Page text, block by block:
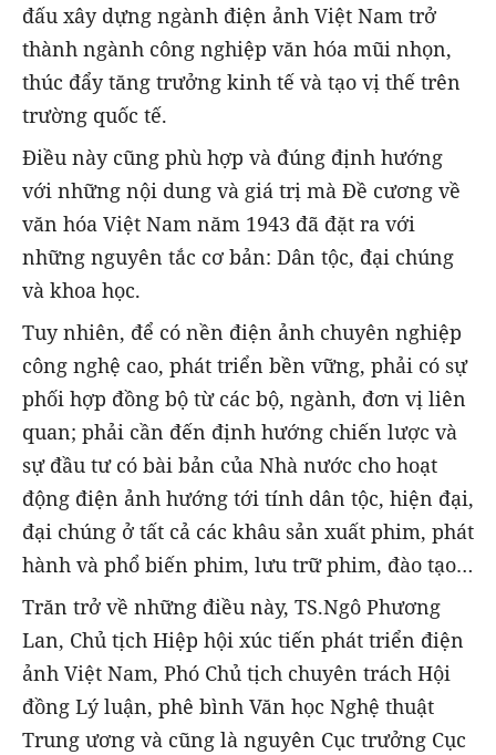
đấu xây dựng ngành điện ảnh Việt Nam trở
thành ngành công nghiệp văn hóa mũi nhọn,
thúc đẩy tăng trưởng kinh tế và tạo vị thế trên
trường quốc tế.
Điều này cũng phù hợp và đúng định hướng
với những nội dung và giá trị mà Đề cương về
văn hóa Việt Nam năm 1943 đã đặt ra với
những nguyên tắc cơ bản: Dân tộc, đại chúng
và khoa học.
Tuy nhiên, để có nền điện ảnh chuyên nghiệp
công nghệ cao, phát triển bền vững, phải có sự
phối hợp đồng bộ từ các bộ, ngành, đơn vị liên
quan; phải cần đến định hướng chiến lược và
sự đầu tư có bài bản của Nhà nước cho hoạt
động điện ảnh hướng tới tính dân tộc, hiện đại,
đại chúng ở tất cả các khâu sản xuất phim, phát
hành và phổ biến phim, lưu trữ phim, đào tạo…
Trăn trở về những điều này, TS.Ngô Phương
Lan, Chủ tịch Hiệp hội xúc tiến phát triển điện
ảnh Việt Nam, Phó Chủ tịch chuyên trách Hội
đồng Lý luận, phê bình Văn học Nghệ thuật
Trung ương và cũng là nguyên Cục trưởng Cục